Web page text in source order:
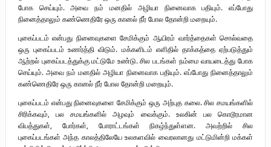
புலிகளின் குரல் பொறுப்பாளர் திரு. தமிழன்பன் (ஜவான்) அவர்களின் புகழ்
வணக்க நிகழ்வும் ‘விடுதலைச் சிற்பி’ நூல் மற்றும் ‘ஜவான் – திடம் குன்றா
தீக்குரல்’ இசைப்பேழை வெளியீடும்.
உரிமைப் போராட்டம் _
நாடாளுமன்ற உறுப்பினர் இராமநாதன் அர்ச்சுனா அவர்களுக்கு நிலவனின்
திறந்த மடல்!
போக செய்யும். அவை நம் மனதில் அழியா நினைவாக பதியும். எப்போது
நினைத்தாலும் கண்ணெதிரே ஒரு கானல் நீர் போல தோன்றி மறையும்.
புகைப்படம் என்பது நினைவுகளை சேமிக்கும் ஆயிரம் வார்த்தைகள் சொல்வதை
ஒரு புகைப்படம் உணர்த்தி விடும். மக்களிடம் எளிதில் தாக்கத்தை ஏற்படுத்தும்
ஆற்றல் புகைப்படத்துக்கு மட்டுமே உண்டு. சில படங்கள் நம்மை வாயடைத்து போக
செய்யும். அவை நம் மனதில் அழியா நினைவாக பதியும். எப்போது நினைத்தாலும்
கண்ணெதிரே ஒரு கானல் நீர் போல தோன்றி மறையும்.
புகைப்படம் என்பது நினைவுகளை சேமிக்கும் ஒரு அற்புத கலை. சில சமயங்களில்
சிரிக்கவும், பல சமயங்களில் அழவும் வைக்கும். உலகின் பல கொடூரமான
விபத்துகள், போர்கள், போராட்டங்கள் நிகழ்ந்துள்ளன. அவற்றில் சில
புகைப்படங்கள் அந்த காலத்திலேயே உலகளவில் வைரலானது மட்டுமின்றி மக்கள்